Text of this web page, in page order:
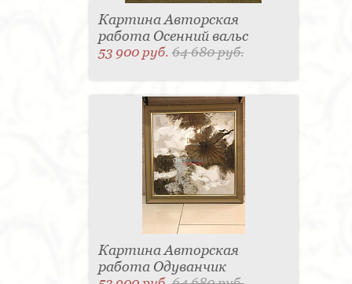
Картина Авторская
работа Осенний вальс
53 900 руб.64 680 руб.
Картина Авторская
работа Одуванчик